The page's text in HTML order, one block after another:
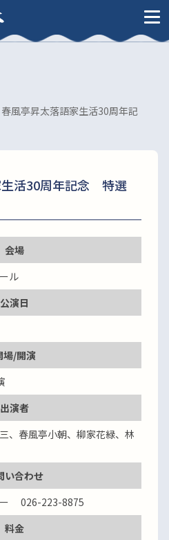
春風亭昇太落語家生活30周年記
生活30周年記念 特選
会場
ル
公演日
場/開演
出演者
、春風亭小朝、柳家花緑、林
い合わせ
ー 026-223-8875
料金